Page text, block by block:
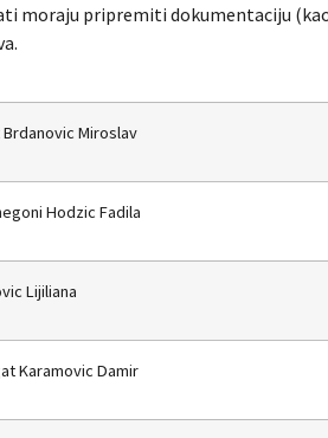
moraju pripremiti dokumentaciju
Miroslav
Hodzic Fadila
Lijiliana
Karamovic Damir